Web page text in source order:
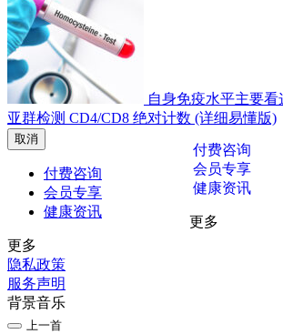
自身免疫水平主要
亚群检测 CD4/CD8 绝对计数 (详细易懂版)
取消
付费咨询
付费咨询
会员专享
会员专享
健康资讯
健康资讯
更多
更多
隐私政策
服务声明
背景音乐
上一首